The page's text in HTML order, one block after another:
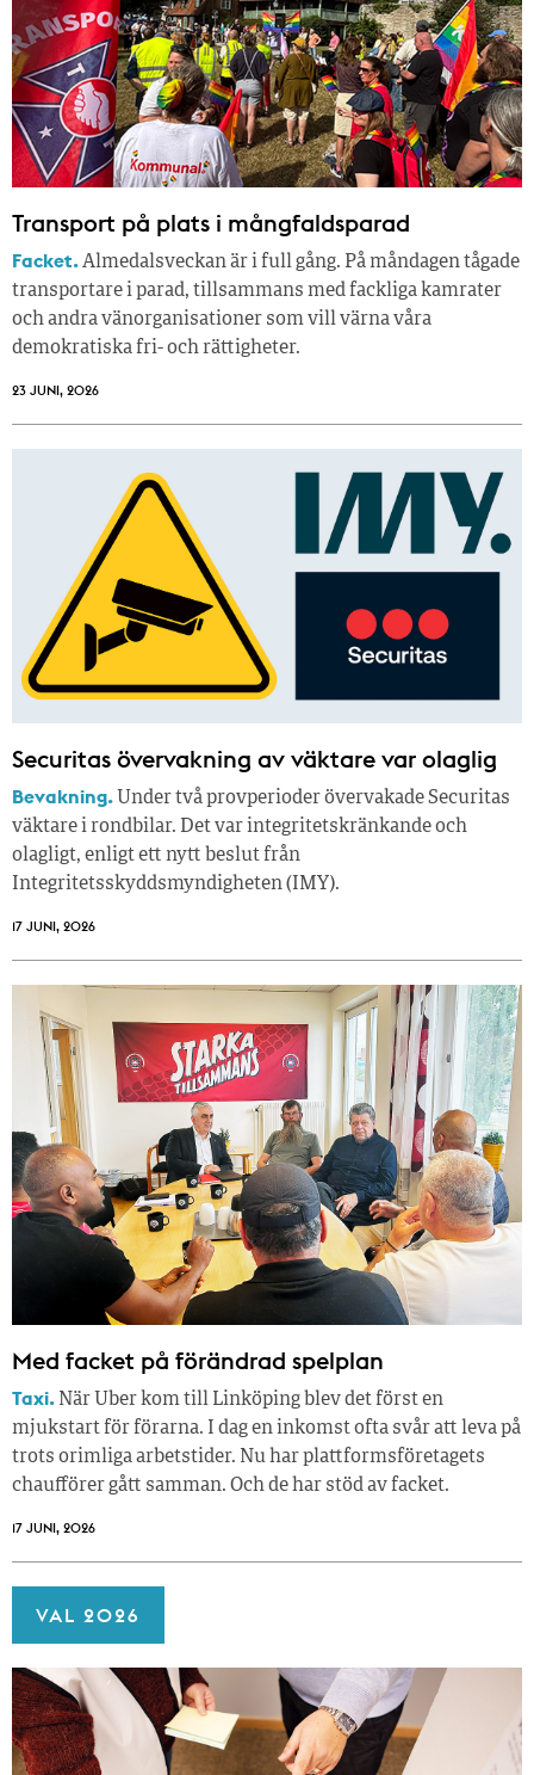
Transport på plats i mångfaldsparad
Facket.Almedalsveckan är i full gång. På måndagen tågade
transportare i parad, tillsammans med fackliga kamrater
och andra vänorganisationer som vill värna våra
demokratiska fri- och rättigheter.
23 JUNI, 2026
Securitas övervakning av väktare var olaglig
Bevakning. Under två provperioder övervakade Securitas
väktare i rondbilar. Det var integritetskränkande och
olagligt, enligt ett nytt beslut från
Integritetsskyddsmyndigheten (IMY).
17 JUNI, 2026
Med facket på förändrad spelplan
Taxi. När Uber kom till Linköping blev det först en
mjukstart för förarna. I dag en inkomst ofta svår att leva på
trots orimliga arbetstider. Nu har plattformsföretagets
chaufförer gått samman. Och de har stöd av facket.
17 JUNI, 2026
VAL 2026